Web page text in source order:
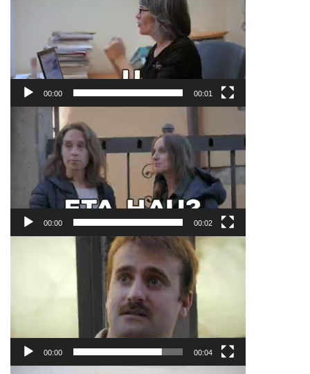
00:00 00:01
erreproduzigailua
00:00 00:02
erreproduzigailua
00:00 00:04